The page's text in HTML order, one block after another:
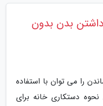
بدن بدون
را می توان با استفاده
نحوه دستکاری خانه برای